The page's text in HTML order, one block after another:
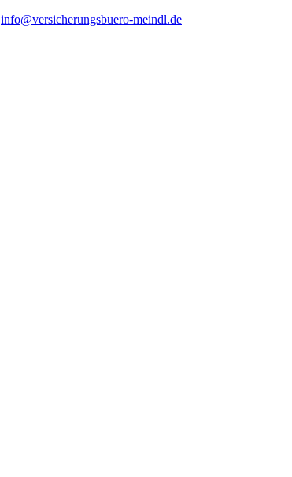
info@versicherungsbuero-meindl.de